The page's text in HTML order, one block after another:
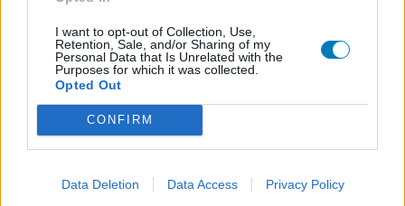
I want to opt-out of Collection, Use,
Retention, Sale, and/or Sharing of my
Personal Data that Is Unrelated with the
Purposes for which it was collected.
Opted Out
CONFIRM
Data Deletion Data Access Privacy Policy
votre avis 0 réactions
Arcoxia
05/02/2013 | Femme | 53
étoricoxib